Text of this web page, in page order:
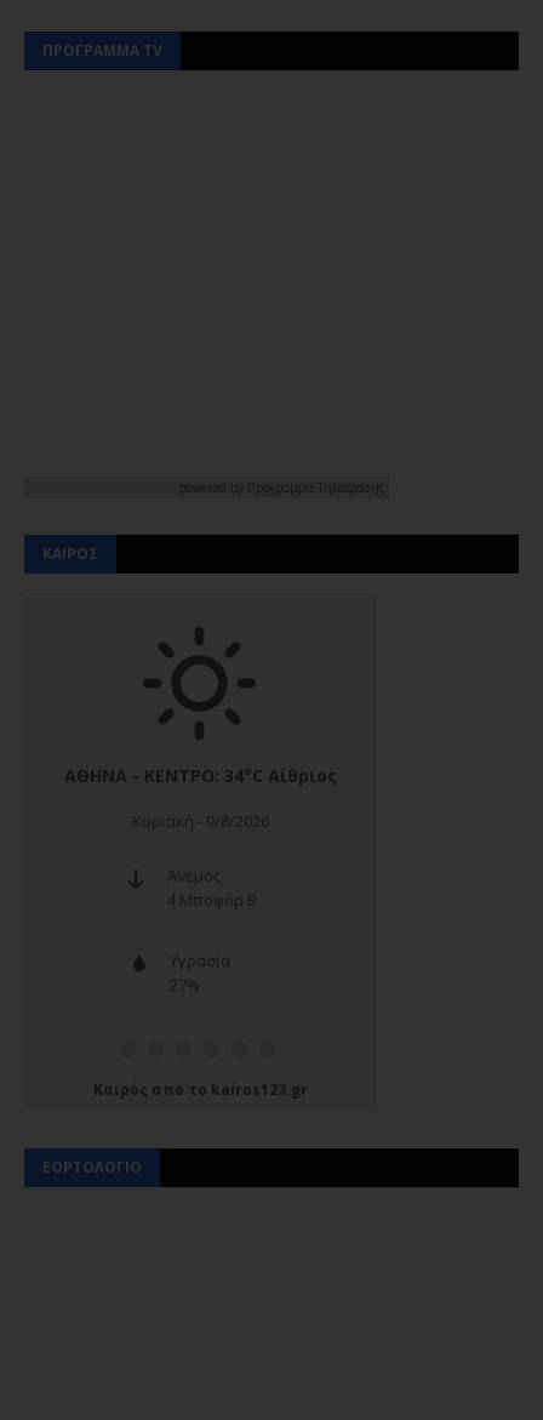
ΠΡΟΓΡΑΜΜΑ TV
ΚΑΙΡΟΣ
Καιρός από το kairos123.gr
ΕΟΡΤΟΛΟΓΙΟ